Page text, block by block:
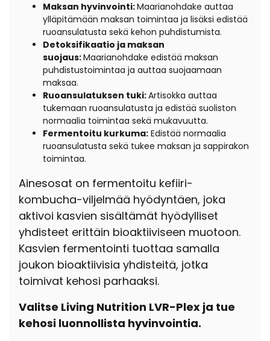
Maksan hyvinvointi:Maarianohdake auttaa
ylläpitämään maksan toimintaa ja lisäksi edistää
ruoansulatusta sekä kehon puhdistumista.
Detoksifikaatio ja maksan
suojaus:Maarianohdake edistää maksan
puhdistustoimintaa ja auttaa suojaamaan
maksaa.
Ruoansulatuksen tuki:Artisokka auttaa
tukemaan ruoansulatusta ja edistää suoliston
normaalia toimintaa sekä mukavuutta.
Fermentoitu kurkuma: Edistää normaalia
ruoansulatusta sekä tukee maksan ja sappirakon
toimintaa.
Ainesosat on fermentoitu kefiiri-
kombucha-viljelmää hyödyntäen, joka
aktivoi kasvien sisältämät hyödylliset
yhdisteet erittäin bioaktiiviseen muotoon.
Kasvien fermentointi tuottaa samalla
joukon bioaktiivisia yhdisteitä, jotka
toimivat kehosi parhaaksi.
Valitse Living Nutrition LVR-Plex ja tue
kehosi luonnollista hyvinvointia.